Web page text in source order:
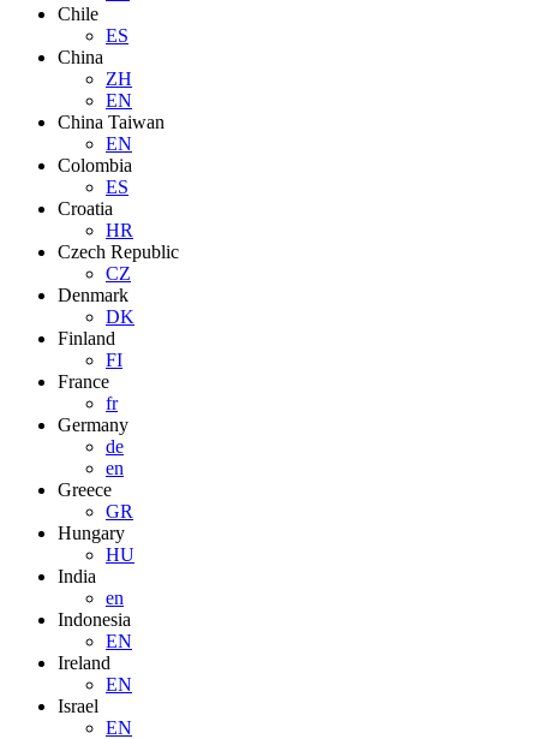
Chile
ES
China
ZH
EN
China Taiwan
EN
Colombia
ES
Croatia
HR
Czech Republic
CZ
Denmark
DK
Finland
FI
France
fr
Germany
de
en
Greece
GR
Hungary
HU
India
en
Indonesia
EN
Ireland
EN
Israel
EN